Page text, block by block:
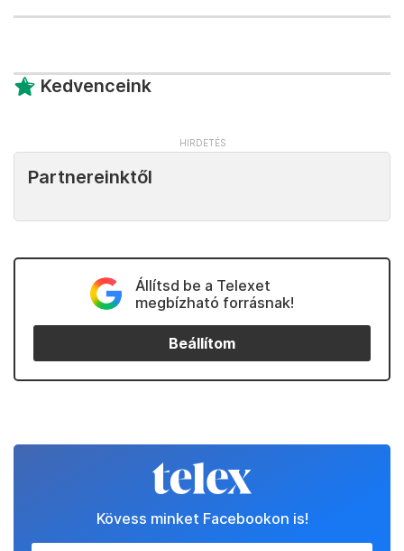
Kedvenceink
Partnereinktől
Állítsd be a Telexet
megbízható forrásnak!
Beállítom
Kövess minket Facebookon is!